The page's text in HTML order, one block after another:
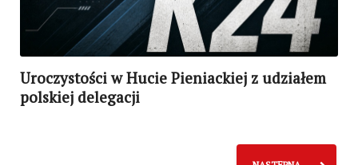
Uroczystości w Hucie Pieniackiej z udziałem
polskiej delegacji